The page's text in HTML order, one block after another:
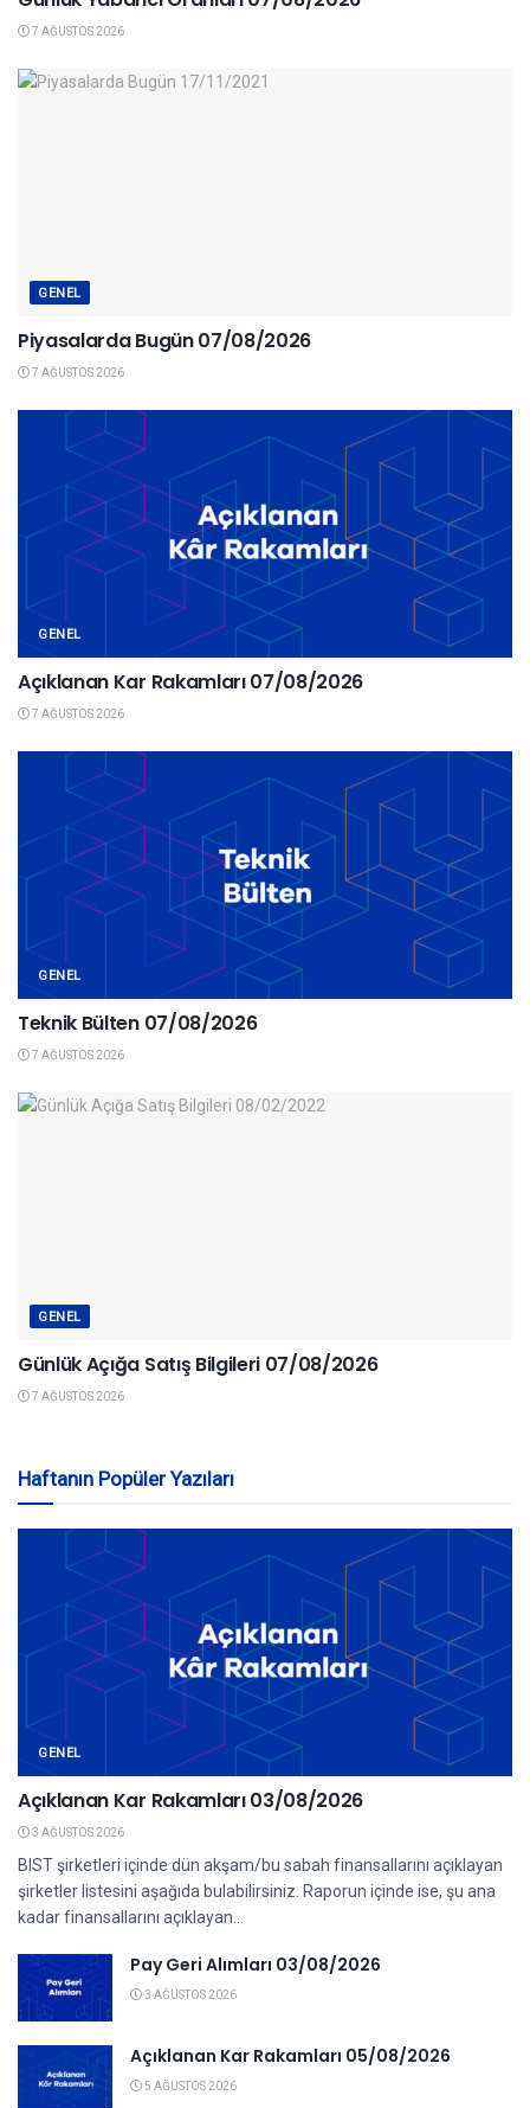
7 AĞUSTOS 2026
GENEL
Piyasalarda Bugün 07/08/2026
7 AĞUSTOS 2026
GENEL
Açıklanan Kar Rakamları 07/08/2026
7 AĞUSTOS 2026
GENEL
Teknik Bülten 07/08/2026
7 AĞUSTOS 2026
GENEL
Günlük Açığa Satış Bilgileri 07/08/2026
7 AĞUSTOS 2026
Haftanın Popüler Yazıları
GENEL
Açıklanan Kar Rakamları 03/08/2026
3 AĞUSTOS 2026
BIST şirketleri içinde dün akşam/bu sabah finansallarını açıklayan
şirketler listesini aşağıda bulabilirsiniz. Raporun içinde ise, şu ana
kadar finansallarını açıklayan...
Pay Geri Alımları 03/08/2026
3 AĞUSTOS 2026
Açıklanan Kar Rakamları 05/08/2026
5 AĞUSTOS 2026